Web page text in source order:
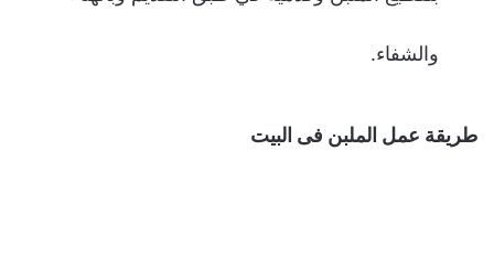
والشفاء.
طريقة عمل الملبن فى البيت